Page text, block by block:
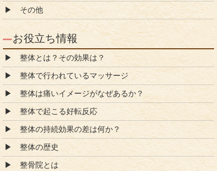
その他
お役立ち情報
整体とは？その効果は？
整体で行われているマッサージ
整体は痛いイメージがなぜあるか？
整体で起こる好転反応
整体の持続効果の差は何か？
整体の歴史
整骨院とは